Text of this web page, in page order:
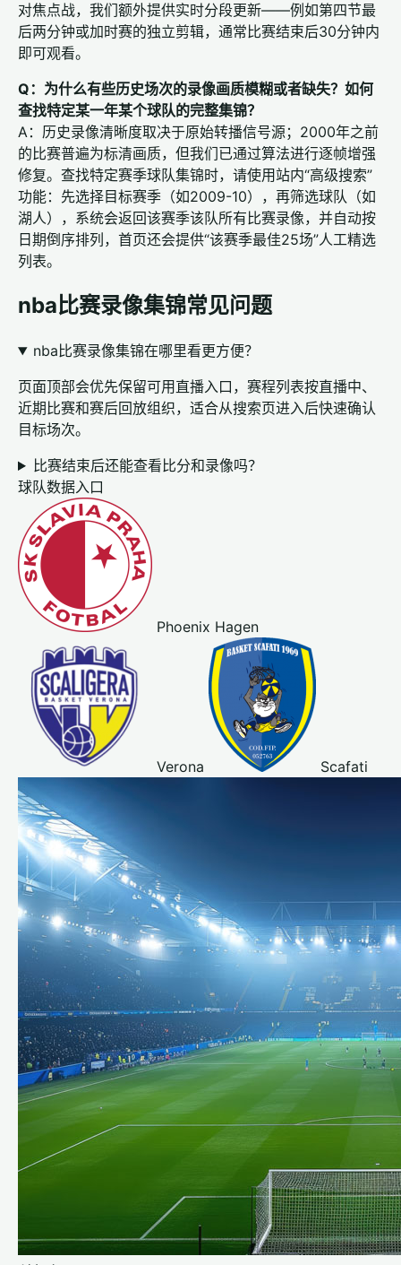
对焦点战，我们额外提供实时分段更新——例如第四节最
后两分钟或加时赛的独立剪辑，通常比赛结束后30分钟内
即可观看。
Q：为什么有些历史场次的录像画质模糊或者缺失？如何
查找特定某一年某个球队的完整集锦？
A：历史录像清晰度取决于原始转播信号源；2000年之前
的比赛普遍为标清画质，但我们已通过算法进行逐帧增强
修复。查找特定赛季球队集锦时，请使用站内“高级搜索”
功能：先选择目标赛季（如2009-10），再筛选球队（如
湖人），系统会返回该赛季该队所有比赛录像，并自动按
日期倒序排列，首页还会提供“该赛季最佳25场”人工精选
列表。
nba比赛录像集锦常见问题
nba比赛录像集锦在哪里看更方便？
页面顶部会优先保留可用直播入口，赛程列表按直播中、
近期比赛和赛后回放组织，适合从搜索页进入后快速确认
目标场次。
比赛结束后还能查看比分和录像吗？
球队数据入口
Phoenix Hagen
Verona Scafati